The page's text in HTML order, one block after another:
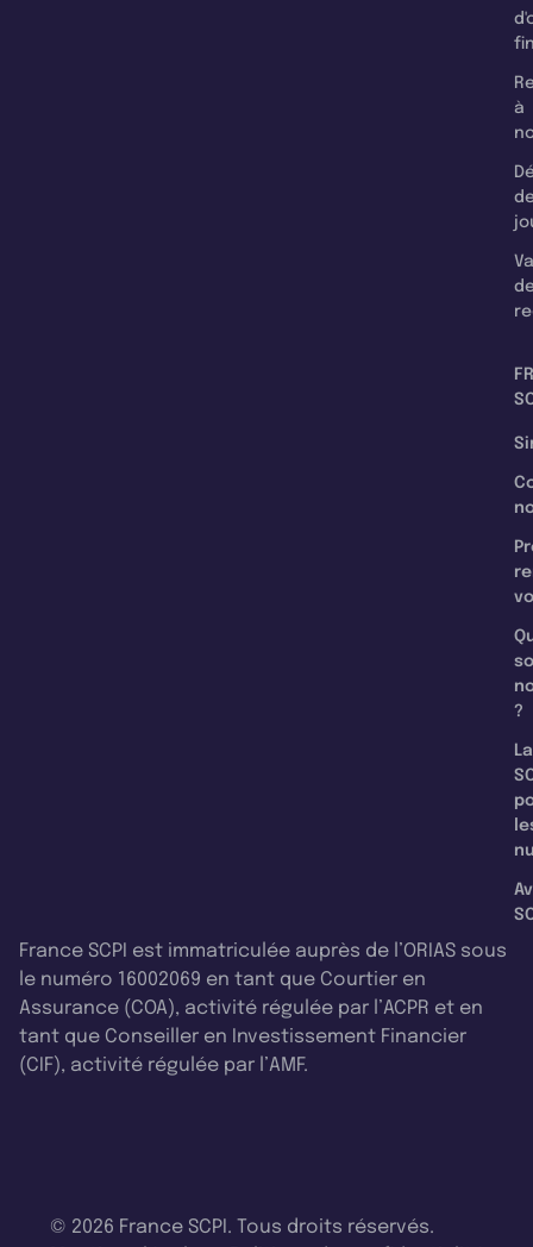
à
?
La
France SCPI est immatriculée auprès de l’ORIAS sous
le numéro 16002069 en tant que Courtier en
Assurance (COA), activité régulée par l’ACPR et en
tant que Conseiller en Investissement Financier
(CIF), activité régulée par l’AMF.
© 2026 France SCPI. Tous droits réservés.